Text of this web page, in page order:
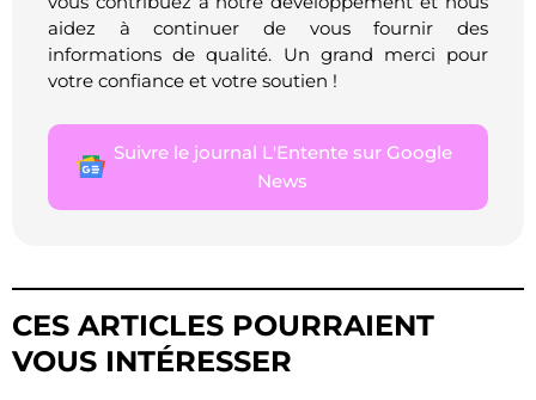
aidez à continuer de vous fournir des
informations de qualité. Un grand merci pour
votre confiance et votre soutien !
Suivre le journal L'Entente sur Google
News
CES ARTICLES POURRAIENT
VOUS INTÉRESSER